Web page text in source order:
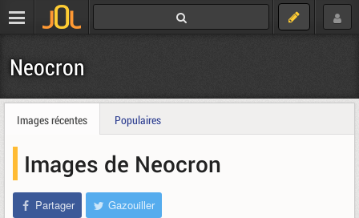
Neocron
Images récentes Populaires
Images de Neocron
Partager Gazouiller